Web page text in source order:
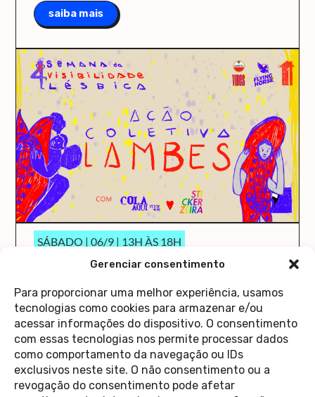
Gerenciar consentimento
Para proporcionar uma melhor experiência, usamos
tecnologias como cookies para armazenar e/ou
acessar informações do dispositivo. O consentimento
com essas tecnologias nos permite processar dados
como comportamento da navegação ou IDs
exclusivos neste site. O não consentimento ou a
revogação do consentimento pode afetar
saiba mais
SÁBADO | 06/9 | 13H ÀS 18H
AÇÃO COLETIVA DE
O Cola Aqui/Stick Here vai ocupar a Casa 1 de
novo!
saiba mais